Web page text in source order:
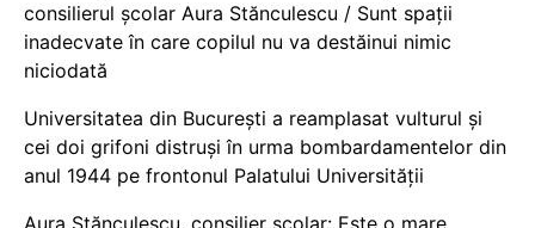
consilierul școlar Aura Stănculescu / Sunt spații
inadecvate în care copilul nu va destăinui nimic
niciodată
Universitatea din București a reamplasat vulturul și
cei doi grifoni distruși în urma bombardamentelor din
anul 1944 pe frontonul Palatului Universității
Aura Stănculescu, consilier școlar: Este o mare